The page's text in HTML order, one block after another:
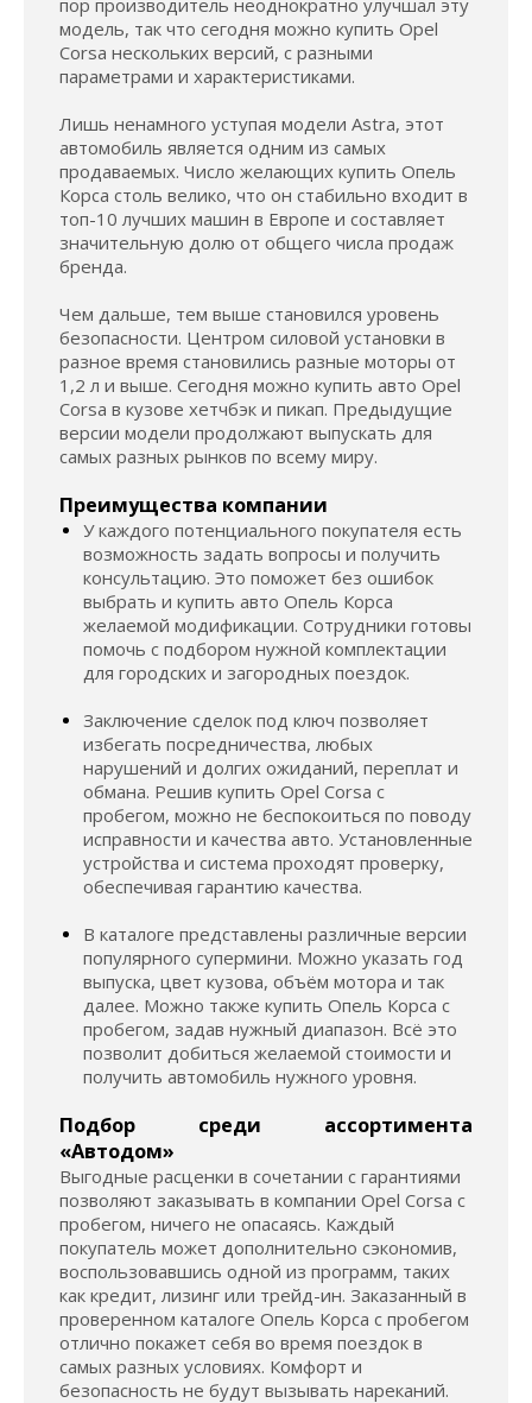
пор производитель неоднократно улучшал эту
модель, так что сегодня можно купить Opel
Corsa нескольких версий, с разными
параметрами и характеристиками.
Лишь ненамного уступая модели Astra, этот
автомобиль является одним из самых
продаваемых. Число желающих купить Опель
Корса столь велико, что он стабильно входит в
топ-10 лучших машин в Европе и составляет
значительную долю от общего числа продаж
бренда.
Чем дальше, тем выше становился уровень
безопасности. Центром силовой установки в
разное время становились разные моторы от
1,2 л и выше. Сегодня можно купить авто Opel
Corsa в кузове хетчбэк и пикап. Предыдущие
версии модели продолжают выпускать для
самых разных рынков по всему миру.
Преимущества компании
У каждого потенциального покупателя есть
возможность задать вопросы и получить
консультацию. Это поможет без ошибок
выбрать и купить авто Опель Корса
желаемой модификации. Сотрудники готовы
помочь с подбором нужной комплектации
для городских и загородных поездок.
Заключение сделок под ключ позволяет
избегать посредничества, любых
нарушений и долгих ожиданий, переплат и
обмана. Решив купить Opel Corsa с
пробегом, можно не беспокоиться по поводу
исправности и качества авто. Установленные
устройства и система проходят проверку,
обеспечивая гарантию качества.
В каталоге представлены различные версии
популярного супермини. Можно указать год
выпуска, цвет кузова, объём мотора и так
далее. Можно также купить Опель Корса с
пробегом, задав нужный диапазон. Всё это
позволит добиться желаемой стоимости и
получить автомобиль нужного уровня.
Подбор среди ассортимента
«Автодом»
Выгодные расценки в сочетании с гарантиями
позволяют заказывать в компании Opel Corsa с
пробегом, ничего не опасаясь. Каждый
покупатель может дополнительно сэкономив,
воспользовавшись одной из программ, таких
как кредит, лизинг или трейд-ин. Заказанный в
проверенном каталоге Опель Корса с пробегом
отлично покажет себя во время поездок в
самых разных условиях. Комфорт и
безопасность не будут вызывать нареканий.